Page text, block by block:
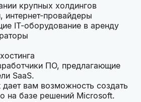
крупных холдингов
интернет-провайдеры
IT-оборудование в аренду
ПО, предлагающие
SaaS.
вам возможность создать
на базе решений Microsoft.